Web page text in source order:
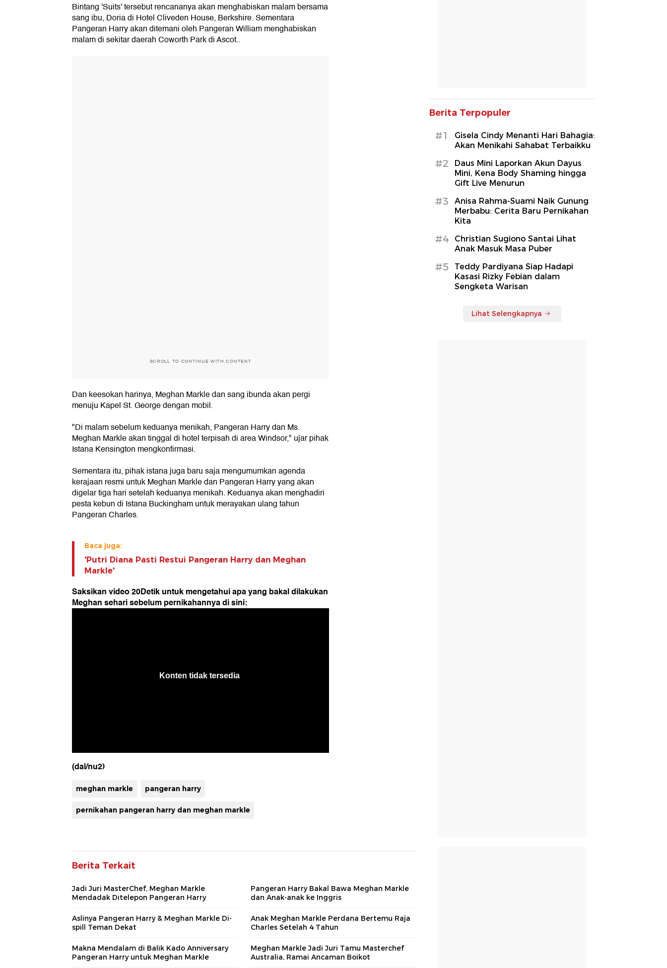
Bintang 'Suits' tersebut rencananya akan menghabiskan malam bersama
sang ibu, Doria di Hotel Cliveden House, Berkshire. Sementara
Pangeran Harry akan ditemani oleh Pangeran William menghabiskan
malam di sekitar daerah Coworth Park di Ascot..
SCROLL TO CONTINUE WITH CONTENT
Dan keesokan harinya, Meghan Markle dan sang ibunda akan pergi
menuju Kapel St. George dengan mobil.
"Di malam sebelum keduanya menikah, Pangeran Harry dan Ms.
Meghan Markle akan tinggal di hotel terpisah di area Windsor," ujar pihak
Istana Kensington mengkonfirmasi.
Sementara itu, pihak istana juga baru saja mengumumkan agenda
kerajaan resmi untuk Meghan Markle dan Pangeran Harry yang akan
digelar tiga hari setelah keduanya menikah. Keduanya akan menghadiri
pesta kebun di Istana Buckingham untuk merayakan ulang tahun
Pangeran Charles.
Baca juga:
'Putri Diana Pasti Restui Pangeran Harry dan Meghan
Markle'
Saksikan video 20Detik untuk mengetahui apa yang bakal dilakukan
Meghan sehari sebelum pernikahannya di sini:
(dal/nu2)
meghan markle pangeran harry
pernikahan pangeran harry dan meghan markle
Berita Terkait
Jadi Juri MasterChef, Meghan Markle
Mendadak Ditelepon Pangeran Harry
Pangeran Harry Bakal Bawa Meghan Markle
dan Anak-anak ke Inggris
Aslinya Pangeran Harry & Meghan Markle Di-
spill Teman Dekat
Anak Meghan Markle Perdana Bertemu Raja
Charles Setelah 4 Tahun
Makna Mendalam di Balik Kado Anniversary
Pangeran Harry untuk Meghan Markle
Meghan Markle Jadi Juri Tamu Masterchef
Australia, Ramai Ancaman Boikot
Berita Terpopuler
#1
Gisela Cindy Menanti Hari Bahagia:
Akan Menikahi Sahabat Terbaikku
#2
Daus Mini Laporkan Akun Dayus
Mini, Kena Body Shaming hingga
Gift Live Menurun
#3
Anisa Rahma-Suami Naik Gunung
Merbabu: Cerita Baru Pernikahan
Kita
#4
Christian Sugiono Santai Lihat
Anak Masuk Masa Puber
#5
Teddy Pardiyana Siap Hadapi
Kasasi Rizky Febian dalam
Sengketa Warisan
Lihat Selengkapnya